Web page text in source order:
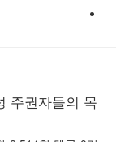
주권자들의 목